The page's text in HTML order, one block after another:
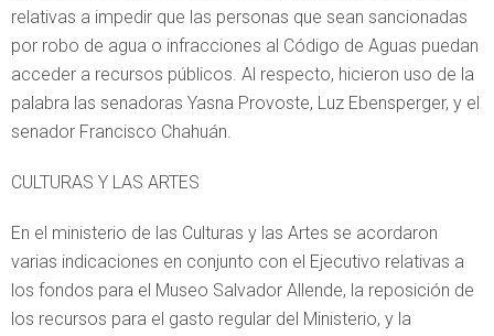
relativas a impedir que las personas que sean sancionadas
por robo de agua o infracciones al Código de Aguas puedan
acceder a recursos públicos. Al respecto, hicieron uso de la
palabra las senadoras Yasna Provoste, Luz Ebensperger, y el
senador Francisco Chahuán.
CULTURAS Y LAS ARTES
En el ministerio de las Culturas y las Artes se acordaron
varias indicaciones en conjunto con el Ejecutivo relativas a
los fondos para el Museo Salvador Allende, la reposición de
los recursos para el gasto regular del Ministerio, y la